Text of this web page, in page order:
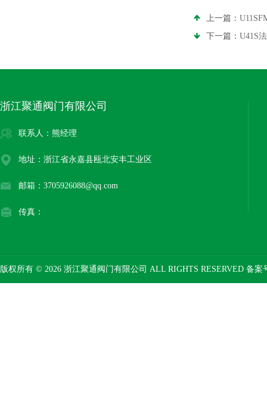
上一篇：
下一篇： U41S
浙江聚通阀门有限公司
联系人：熊经理
地址：浙江省永嘉县瓯北安丰工业区
邮箱：3705926088@qq.com
传真：
版权所有 © 2026 浙江聚通阀门有限公司 ALL RIGHTS RESERVED 备案